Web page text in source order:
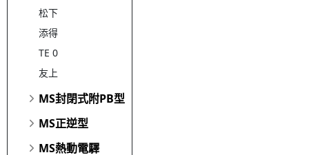
松下
添得
TE 0
友上
MS封閉式附PB型
MS正逆型
MS熱動電驛